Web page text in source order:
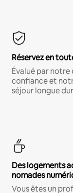
Réservez en
Évalué par
confiance et
séjour longue
Des logements
nomades
Vous êtes un